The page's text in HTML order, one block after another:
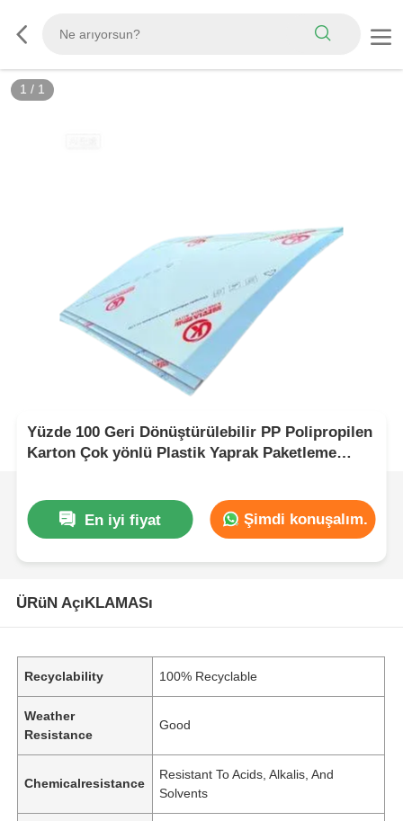
1 / 1
Yüzde 100 Geri Dönüştürülebilir PP Polipropilen
Karton Çok yönlü Plastik Yaprak Paketleme
En iyi fiyat Şimdi konuşalım.
ÜRüN AçıKLAMASı
Recyclability 100% Recyclable
Weather
Resistance
Good
Chemicalresistance
Resistant To Acids, Alkalis, And
Solvents